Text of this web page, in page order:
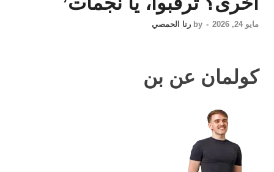
مايو 24, 2026 -
by رنا الحمصي
كولمان عن بن